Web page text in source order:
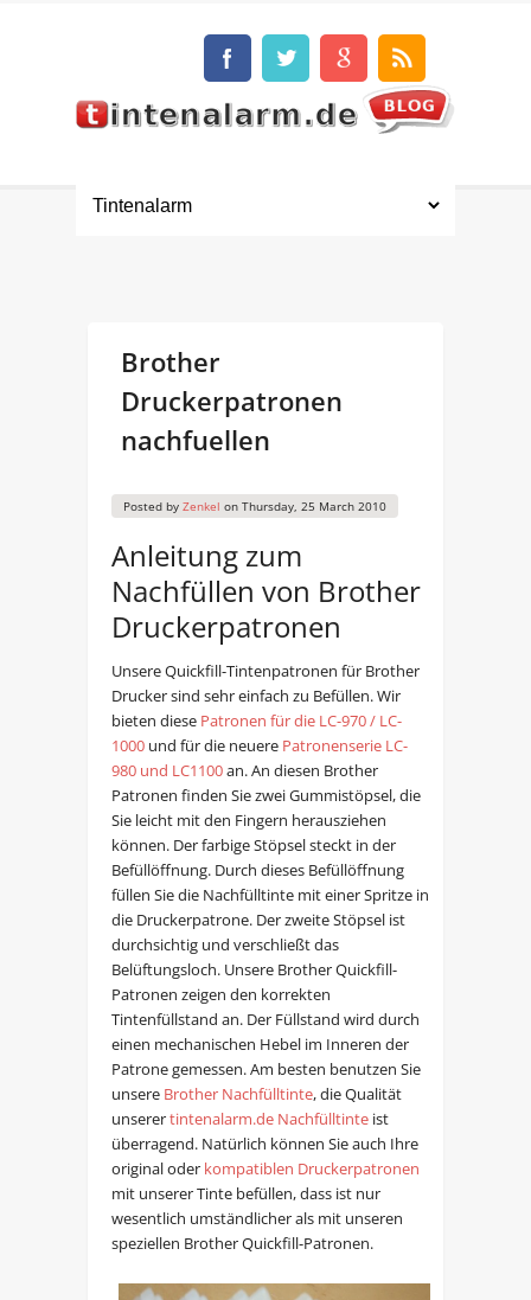
Brother
Druckerpatronen
nachfuellen
Posted by Zenkel on Thursday, 25 March 2010
Anleitung zum
Nachfüllen von Brother
Druckerpatronen
Unsere Quickfill-Tintenpatronen für Brother
Drucker sind sehr einfach zu Befüllen. Wir
bieten diese Patronen für die LC-970 / LC-
1000und für die neuere Patronenserie LC-
980 und LC1100an. An diesen Brother
Patronen finden Sie zwei Gummistöpsel, die
Sie leicht mit den Fingern herausziehen
können. Der farbige Stöpsel steckt in der
Befüllöffnung. Durch dieses Befüllöffnung
füllen Sie die Nachfülltinte mit einer Spritze in
die Druckerpatrone. Der zweite Stöpsel ist
durchsichtig und verschließt das
Belüftungsloch. Unsere Brother Quickfill-
Patronen zeigen den korrekten
Tintenfüllstand an. Der Füllstand wird durch
einen mechanischen Hebel im Inneren der
Patrone gemessen. Am besten benutzen Sie
unsere Brother Nachfülltinte, die Qualität
unserertintenalarm.de Nachfülltinteist
überragend. Natürlich können Sie auch Ihre
original oder kompatiblen Druckerpatronen
mit unserer Tinte befüllen, dass ist nur
wesentlich umständlicher als mit unseren
speziellen Brother Quickfill-Patronen.